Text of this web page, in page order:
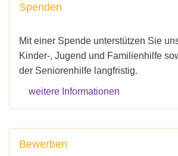
Spenden
Mit einer Spende unterstützen Sie
Kinder-, Jugend und Familienhilfe
der Seniorenhilfe langfristig.
weitere Informationen
Bewerben